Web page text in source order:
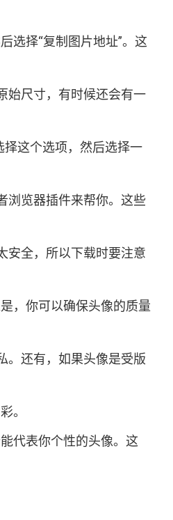
选择“复制图片地址”。这
始尺寸，有时候还会有一
这个选项，然后选择一
浏览器插件来帮你。这些
安全，所以下载时要注意
，你可以确保头像的质量
。还有，如果头像是受版
。
代表你个性的头像。这